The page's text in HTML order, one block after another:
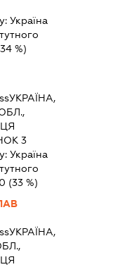
Україна
%)
УКРАЇНА,
3
Україна
(33 %)
УКРАЇНА,